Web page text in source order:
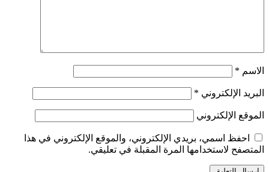
الاسم *
البريد الإلكتروني *
الموقع الإلكتروني
احفظ اسمي، بريدي الإلكتروني، والموقع الإلكتروني في هذا
المتصفح لاستخدامها المرة المقبلة في تعليقي.